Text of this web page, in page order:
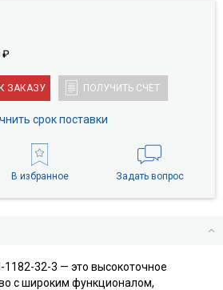
₽
ЗАКАЗУ ПОЛУЧИТЬ СЧЕТ
срок поставки
В избранное Задать вопрос
32-3 — это высокоточное
с широким функционалом,